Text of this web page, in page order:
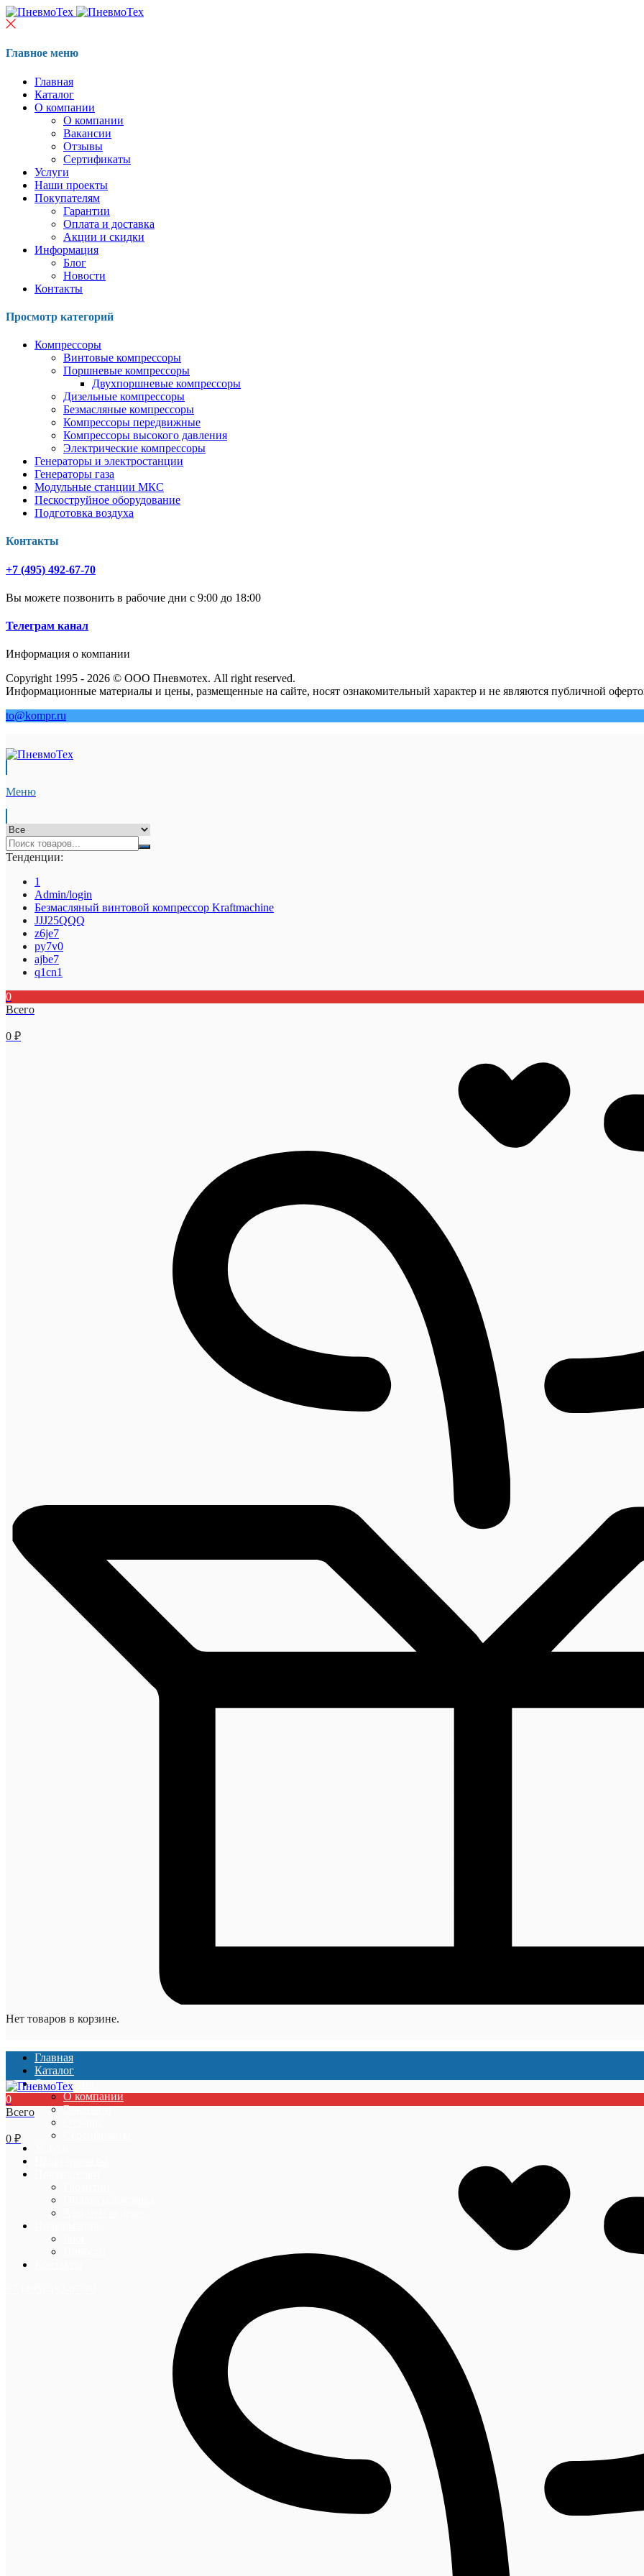
Главное меню
Главная
Каталог
О компании
О компании
Вакансии
Отзывы
Сертификаты
Услуги
Наши проекты
Покупателям
Гарантии
Оплата и доставка
Акции и скидки
Информация
Блог
Новости
Контакты
Просмотр категорий
Компрессоры
Винтовые компрессоры
Поршневые компрессоры
Двухпоршневые компрессоры
Дизельные компрессоры
Безмасляные компрессоры
Компрессоры передвижные
Компрессоры высокого давления
Электрические компрессоры
Генераторы и электростанции
Генераторы газа
Модульные станции МКС
Пескоструйное оборудование
Подготовка воздуха
Контакты
+7 (495) 492-67-70
Вы можете позвонить в рабочие дни с 9:00 до 18:00
Телеграм канал
Информация о компании
Copyright 1995 - 2026 © ООО Пневмотех. All right reserved.
Информационные материалы и цены, размещенные на сайте, носят ознакомительный характер и не являются публичной
to@kompr.ru
Меню
Тенденции:
1
Admin/login
Безмасляный винтовой компрессор Kraftmaсhine
JJJ25QQQ
z6je7
py7v0
ajbe7
q1cn1
0
Всего
0 ₽
Нет товаров в корзине.
Главная
Каталог
О компании
О компании
Вакансии
0
Всего
0 ₽